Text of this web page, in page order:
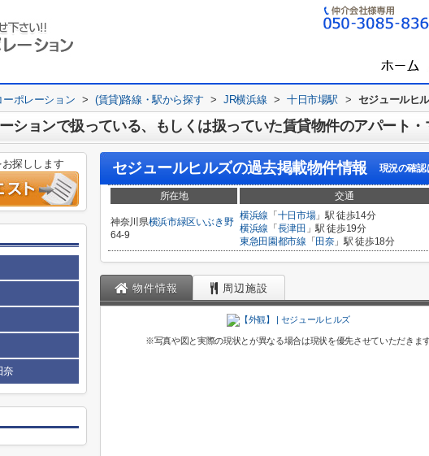
ポレーション > (賃貸)路線・駅から探す > JR横浜線 > 十日市場駅 > セジュールヒ
ションで扱っている、もしくは扱っていた賃貸物件のアパート・
セジュールヒルズの過去掲載物件情報 現況の確認
所在地 交通
神奈川県横浜市緑区いぶき野
64-9
横浜線 「 十日市場」駅 徒歩14分
横浜線 「 長津田 」駅 徒歩19分
東急田園都市線 「 田奈」駅 徒歩18分
物件情報 周辺施設
※写真や図と実際の現状とが異なる場合は現状を優先させていただきま
探しします
奈